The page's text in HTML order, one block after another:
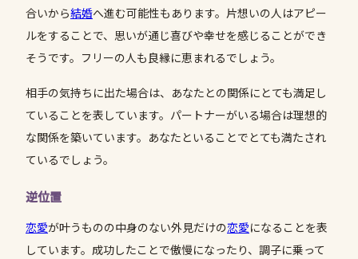
合いから結婚へ進む可能性もあります。片想いの人はアピー
ルをすることで、思いが通じ喜びや幸せを感じることができ
そうです。フリーの人も良縁に恵まれるでしょう。
相手の気持ちに出た場合は、あなたとの関係にとても満足し
ていることを表しています。パートナーがいる場合は理想的
な関係を築いています。あなたといることでとても満たされ
ているでしょう。
逆位置
恋愛が叶うものの中身のない外見だけの恋愛になることを表
しています。成功したことで傲慢になったり、調子に乗って